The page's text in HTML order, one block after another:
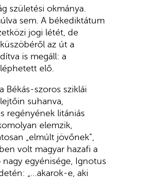
születési okmánya.
sem. A békediktátum
jogi létét, de
az út a
is megáll: a
elő.
Békás-szoros sziklái
suhanva,
regényének litániás
elemzik,
„elmúlt jövőnek”,
volt magyar hazafi a
nagy egyénisége, Ignotus
„…akarok-e, aki